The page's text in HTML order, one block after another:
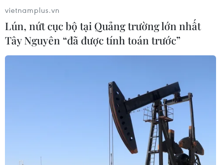
vietnamplus.vn
Lún, nứt cục bộ tại Quảng trường lớn nhất
Tây Nguyên “đã được tính toán trước”